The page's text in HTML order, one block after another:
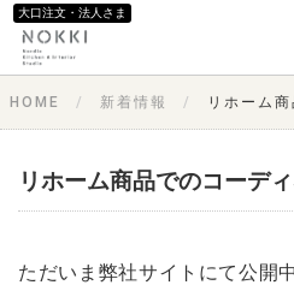
大口注文・法人さま
HOME 新着情報 リホーム
リホーム商品でのコーデ
ただいま弊社サイトにて公開